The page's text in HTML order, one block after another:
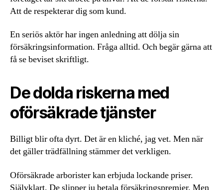
Att de respekterar dig som kund.
En seriös aktör har ingen anledning att dölja sin
försäkringsinformation. Fråga alltid. Och begär gärna att
få se beviset skriftligt.
De dolda riskerna med
oförsäkrade tjänster
Billigt blir ofta dyrt. Det är en kliché, jag vet. Men när
det gäller trädfällning stämmer det verkligen.
Oförsäkrade arborister kan erbjuda lockande priser.